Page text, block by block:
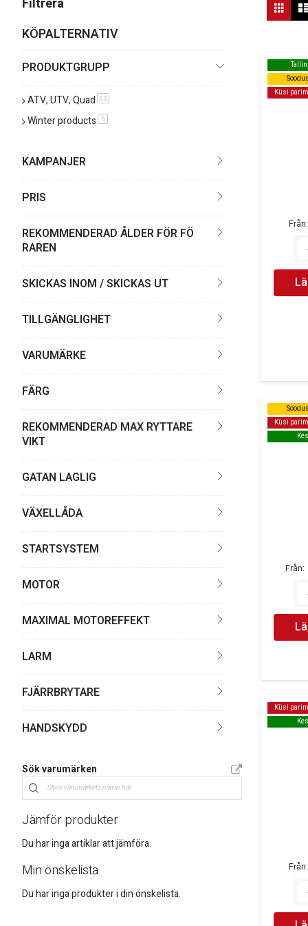
Behöver du hjälp att välja rätt modell eller tillbehör till din
som
Rutnät
Küsi
Küsi
Från
Küsi
Küsi
Från
Küsi
Küsi
Från
KÖPALTERNATIV
PRODUKTGRUPP
ATV, UTV, Quad 13
Winter products 5produkt
KAMPANJER
PRIS
REKOMMENDERAD ÅLDER FÖR FÖ
RAREN
SKICKAS INOM / SKICKAS UT
TILLGÄNGLIGHET
VARUMÄRKE
FÄRG
REKOMMENDERAD MAX RYTTARE
VIKT
GATAN LAGLIG
VÄXELLÅDA
STARTSYSTEM
MOTOR
MAXIMAL MOTOREFFEKT
LARM
FJÄRRBRYTARE
HANDSKYDD
Sök varumärken
Jämför produkter
Du har inga artiklar att jämföra.
Min önskelista
Du har inga produkter i din önskelista.